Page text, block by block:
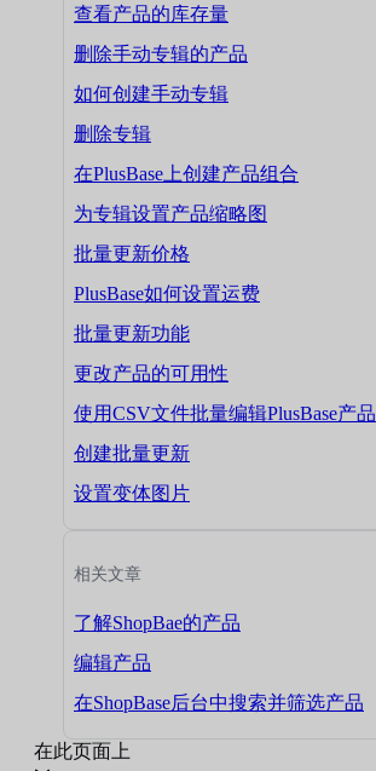
查看产品的库存量
删除手动专辑的产品
如何创建手动专辑
删除专辑
在PlusBase上创建产品组合
为专辑设置产品缩略图
批量更新价格
PlusBase如何设置运费
批量更新功能
更改产品的可用性
使用CSV文件批量编辑PlusBase产品
创建批量更新
设置变体图片
相关文章
了解ShopBae的产品
编辑产品
在ShopBase后台中搜索并筛选产品
在此页面上